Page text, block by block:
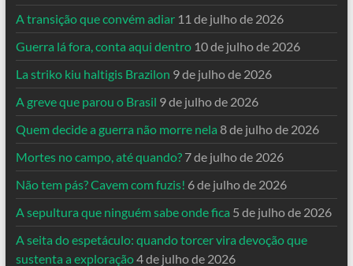
A transição que convém adiar 11 de julho de 2026
Guerra lá fora, conta aqui dentro 10 de julho de 2026
La striko kiu haltigis Brazilon 9 de julho de 2026
A greve que parou o Brasil 9 de julho de 2026
Quem decide a guerra não morre nela 8 de julho de 2026
Mortes no campo, até quando? 7 de julho de 2026
Não tem pás? Cavem com fuzis! 6 de julho de 2026
A sepultura que ninguém sabe onde fica 5 de julho de 2026
A seita do espetáculo: quando torcer vira devoção que
sustenta a exploração4 de julho de 2026